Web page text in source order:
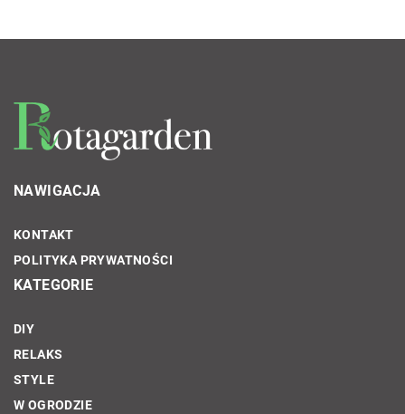
NAWIGACJA
KONTAKT
POLITYKA PRYWATNOŚCI
KATEGORIE
DIY
RELAKS
STYLE
W OGRODZIE